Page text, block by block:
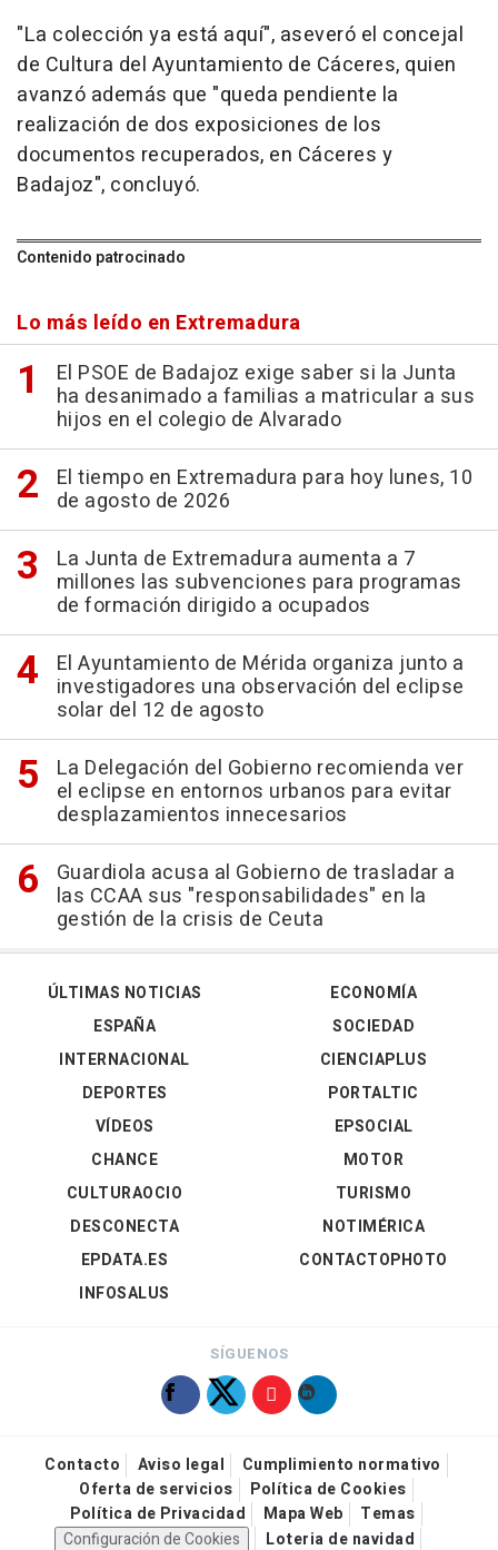
"La colección ya está aquí", aseveró el concejal
de Cultura del Ayuntamiento de Cáceres, quien
avanzó además que "queda pendiente la
realización de dos exposiciones de los
documentos recuperados, en Cáceres y
Badajoz", concluyó.
Contenido patrocinado
Lo más leído en Extremadura
El PSOE de Badajoz exige saber si la Junta
ha desanimado a familias a matricular a sus
hijos en el colegio de Alvarado
El tiempo en Extremadura para hoy lunes, 10
de agosto de 2026
La Junta de Extremadura aumenta a 7
millones las subvenciones para programas
de formación dirigido a ocupados
El Ayuntamiento de Mérida organiza junto a
investigadores una observación del eclipse
solar del 12 de agosto
La Delegación del Gobierno recomienda ver
el eclipse en entornos urbanos para evitar
desplazamientos innecesarios
Guardiola acusa al Gobierno de trasladar a
las CCAA sus "responsabilidades" en la
gestión de la crisis de Ceuta
ÚLTIMAS NOTICIAS
ESPAÑA
INTERNACIONAL
DEPORTES
VÍDEOS
ECONOMÍA
SOCIEDAD
CIENCIAPLUS
PORTALTIC
EPSOCIAL
CHANCE
CULTURAOCIO
DESCONECTA
EPDATA.ES
INFOSALUS
MOTOR
TURISMO
NOTIMÉRICA
CONTACTOPHOTO
SÍGUENOS
Contacto Aviso legal
Cumplimiento normativo
Oferta de servicios
Política de Cookies
Política de Privacidad
Mapa Web
Temas
Configuración de Cookies
Loteria de navidad